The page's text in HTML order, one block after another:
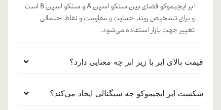
ابر ایچیموکو فضای بین سنکو اسپن A و سنکو اسپن B است
و برای تشخیص روند، حمایت و مقاومت و نقاط احتمالی
تغییر جهت بازار استفاده می‌شود.
قیمت بالای ابر یا زیر ابر چه معنایی دارد؟
شکست ابر ایچیموکو چه سیگنالی ایجاد می‌کند؟